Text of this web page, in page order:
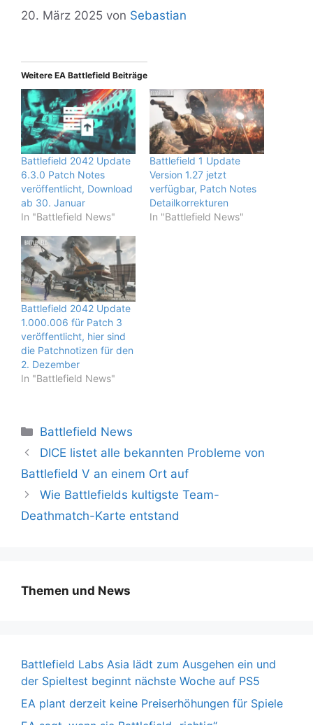
20. März 2025 von Sebastian
Weitere EA Battlefield Beiträge
Battlefield 2042 Update
6.3.0 Patch Notes
veröffentlicht, Download
ab 30. Januar
In "Battlefield News"
Battlefield 1 Update
Version 1.27 jetzt
verfügbar, Patch Notes
Detailkorrekturen
In "Battlefield News"
Battlefield 2042 Update
1.000.006 für Patch 3
veröffentlicht, hier sind
die Patchnotizen für den
2. Dezember
In "Battlefield News"
Kategorien
Battlefield News
DICE listet alle bekannten Probleme von
Battlefield V an einem Ort auf
Wie Battlefields kultigste Team-
Deathmatch-Karte entstand
Themen und News
Battlefield Labs Asia lädt zum Ausgehen ein und
der Spieltest beginnt nächste Woche auf PS5
EA plant derzeit keine Preiserhöhungen für Spiele